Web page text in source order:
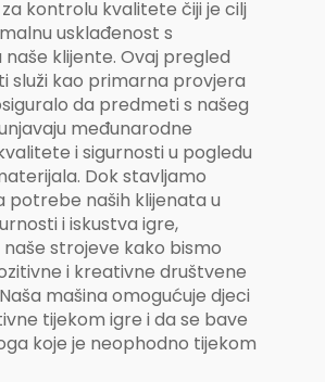
kontrolu kvalitete čiji je cilj
usklađenost s
klijente. Ovaj pregled
služi kao primarna provjera
da predmeti s našeg
međunarodne
i sigurnosti u pogledu
Dok stavljamo
potrebe naših klijenata u
i iskustva igre,
strojeve kako bismo
i kreativne društvene
mašina omogućuje djeci
tijekom igre i da se bave
koje je neophodno tijekom